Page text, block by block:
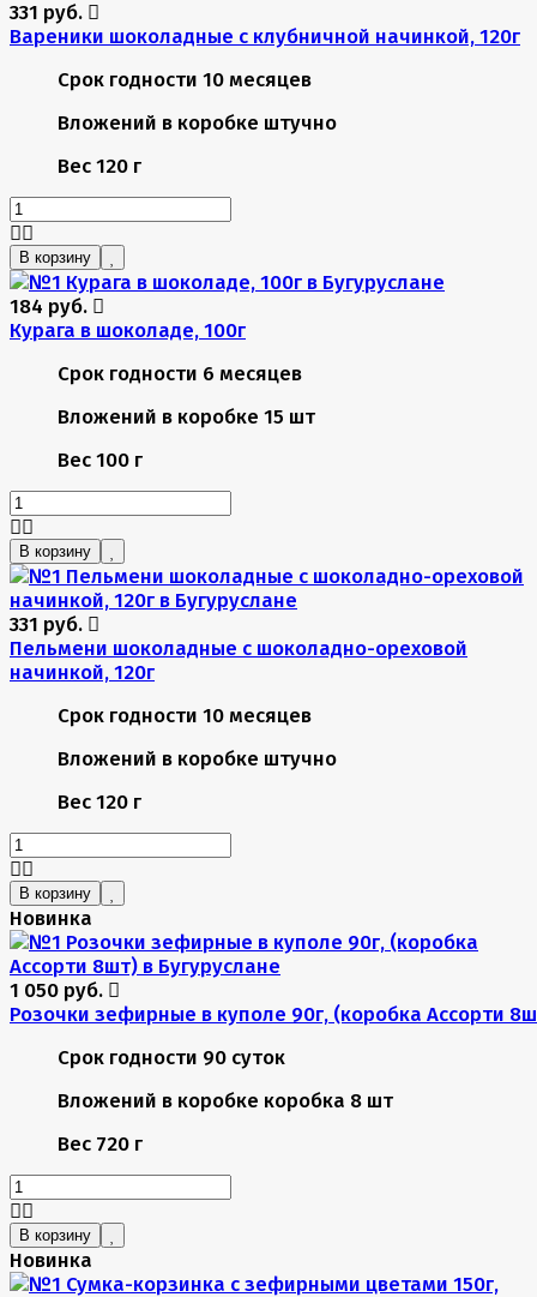
331 руб.
Вареники шоколадные с клубничной начинкой, 120г
Срок годности 10 месяцев
Вложений в коробке штучно
Вес 120 г
В корзину
184 руб.
Курага в шоколаде, 100г
Срок годности 6 месяцев
Вложений в коробке 15 шт
Вес 100 г
В корзину
331 руб.
Пельмени шоколадные с шоколадно-ореховой
начинкой, 120г
Срок годности 10 месяцев
Вложений в коробке штучно
Вес 120 г
В корзину
Новинка
1 050 руб.
Розочки зефирные в куполе 90г, (коробка Ассорти
Срок годности 90 суток
Вложений в коробке коробка 8 шт
Вес 720 г
В корзину
Новинка